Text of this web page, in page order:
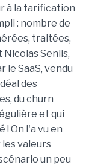
à la tarification
: nombre de
traitées,
Nicolas Senlis,
le SaaS, vendu
des
du churn
et qui
On l'a vu en
valeurs
un peu